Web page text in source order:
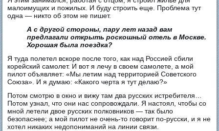
малоимущих и пожилых. И буду строить еще. Проблема тут
одна — никто об этом не пишет.
А с другой стороны, пару лет назад вам
предлагали открыть роскошный отель в Москве.
Хорошая была поездка?
Я туда полетел вскоре после того, как над Россией сбили
корейский самолет. И вот я лечу в своем самолете, а мой
пилот объявляет: «Мы летим над территорией Советского
Союза». И я думаю: «Какого черта я тут делаю?»
Потом смотрю в окно и вижу там два русских истребителя…
Потом узнал, что они нас сопровождали. Я настоял, чтобы со
мной летели двое русских полковников — так было
безопаснее; а мой пилот не очень-то говорит по-русски, и я не
хотел никаких недопониманий на линии связи.